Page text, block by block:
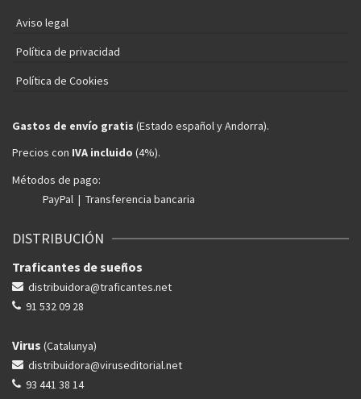
Aviso legal
Política de privacidad
Política de Cookies
Gastos de envío gratis (Estado español y Andorra).
Precios con IVA incluido (4%).
Métodos de pago:
PayPal | Transferencia bancaria
DISTRIBUCIÓN
Traficantes de sueños
distribuidora@traficantes.net
91 532 09 28
Virus (Catalunya)
distribuidora@viruseditorial.net
93 441 38 14